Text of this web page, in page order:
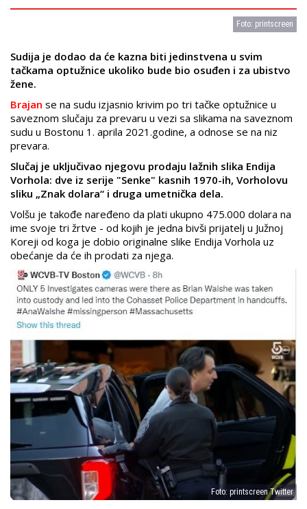
Foto: printscreen
Sudija je dodao da će kazna biti jedinstvena u svim
tačkama optužnice ukoliko bude bio osuđen i za ubistvo
žene.
Brajan se na sudu izjasnio krivim po tri tačke optužnice u
saveznom slučaju za prevaru u vezi sa slikama na saveznom
sudu u Bostonu 1. aprila 2021.godine, a odnose se na niz
prevara.
Slučaj je uključivao njegovu prodaju lažnih slika Endija
Vorhola: dve iz serije "Senke" kasnih 1970-ih, Vorholovu
sliku „Znak dolara“ i druga umetnička dela.
Volšu je takođe naređeno da plati ukupno 475.000 dolara na
ime svoje tri žrtve - od kojih je jedna bivši prijatelj u Južnoj
Koreji od koga je dobio originalne slike Endija Vorhola uz
obećanje da će ih prodati za njega.
Foto: printscreen Twitter